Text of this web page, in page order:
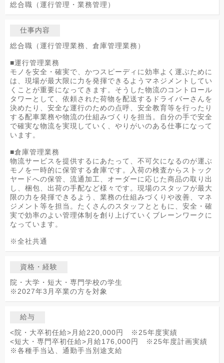
総合職（運行管理・業務管理）
仕事内容
総合職（運行管理業務、倉庫管理業務）
■運行管理業務
モノを安全・確実で、かつスピーディに効率よく運ぶために
は、現場が最大限に力を発揮できるようマネジメントしてい
くことが重要になってきます。そうした物流のコントロール
タワーとして、依頼された荷物を配送するドライバーさんを
決めたり、安全な運行のための点呼、安全教育等を行ったり
する配車業務や物流の仕組みづくりを担当。自分の手で安全
で確実な物流を実現していく、やりがいのある仕事になって
います。
■倉庫管理業務
物流サービスを提供するにあたって、不可欠になるのが運ぶ
モノを一時的に保管する倉庫です。入荷の検査からストック
ヤードへの保管、流通加工、オーダーに応じた商品の取り出
し、梱包、出荷の手配など様々です。現場のスタッフが最大
限の力を発揮できるよう、業務の仕組みづくりや改善、マネ
ジメント等を担当。たくさんのスタッフとともに、安全・確
実で効率のよい管理体制を創り上げていくブレーンワークに
なっています。
※全社共通
資格・経験
院・大学・短大・専門学校の学生
※2027年3月卒業の方を対象
給与
<院・大卒初任給>月給220,000円 ※25年度実績
<短大・専門卒初任給>月給176,000円 ※25年度計画実績
※各種手当込、通勤手当別途支給